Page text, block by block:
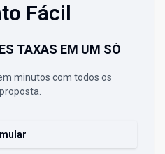
Fácil
TAXAS EM UM SÓ
minutos com todos os